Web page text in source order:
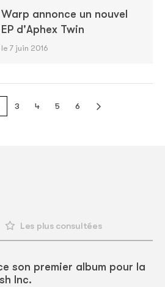
Warp annonce un nouvel
EP d'Aphex Twin
le 7 juin 2016
3 4 5 6
Les plus consultées
son premier album pour la
Inc.